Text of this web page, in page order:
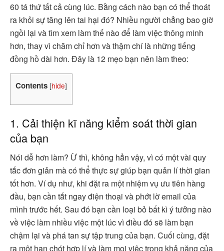
60 tá thứ tất cả cùng lúc. Bằng cách nào bạn có thể thoát
ra khỏi sự tăng lên tai hại đó? Nhiều người chẳng bao giờ
ngồi lại và tìm xem làm thế nào để làm việc thông minh
hơn, thay vì chăm chỉ hơn và thậm chí là những tiếng
đồng hồ dài hơn. Đây là 12 mẹo bạn nên làm theo:
Contents [hide]
1. Cải thiện kĩ năng kiểm soát thời gian
của bạn
Nói dễ hơn làm? Ừ thì, không hẳn vậy, vì có một vài quy
tắc đơn giản mà có thể thực sự giúp bạn quản lí thời gian
tốt hơn. Ví dụ như, khi đặt ra một nhiệm vụ ưu tiên hàng
đầu, bạn cần tắt ngay điện thoại và phớt lờ email của
mình trước hết. Sau đó bạn cần loại bỏ bất kì ý tưởng nào
về việc làm nhiều việc một lúc vì điều đó sẽ làm bạn
chậm lại và phá tan sự tập trung của bạn. Cuối cùng, đặt
ra một hạn chót hợp lí và làm mọi việc trong khả năng của